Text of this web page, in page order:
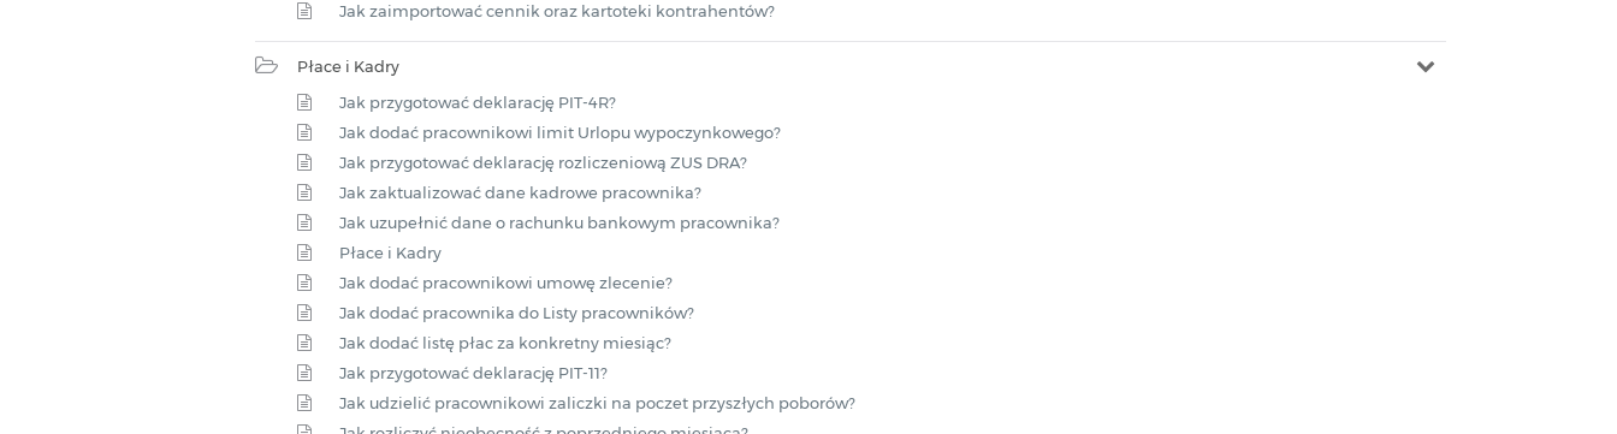
Jak zaimportować cennik oraz kartoteki kontrahentów?
Płace i Kadry
Jak przygotować deklarację PIT-4R?
Jak dodać pracownikowi limit Urlopu wypoczynkowego?
Jak przygotować deklarację rozliczeniową ZUS DRA?
Jak zaktualizować dane kadrowe pracownika?
Jak uzupełnić dane o rachunku bankowym pracownika?
Płace i Kadry
Jak dodać pracownikowi umowę zlecenie?
Jak dodać pracownika do Listy pracowników?
Jak dodać listę płac za konkretny miesiąc?
Jak przygotować deklarację PIT-11?
Jak udzielić pracownikowi zaliczki na poczet przyszłych poborów?